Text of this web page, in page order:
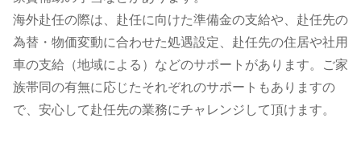
海外赴任の際は、赴任に向けた準備金の支給や、赴任先の
為替・物価変動に合わせた処遇設定、赴任先の住居や社用
車の支給（地域による）などのサポートがあります。ご家
族帯同の有無に応じたそれぞれのサポートもありますの
で、安心して赴任先の業務にチャレンジして頂けます。